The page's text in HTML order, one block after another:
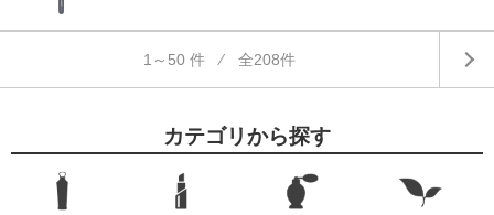
1～50 件 ⁄ 全208件
カテゴリから探す